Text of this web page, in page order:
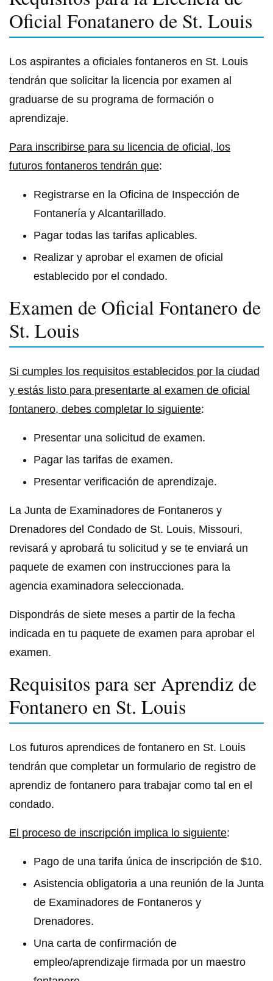
Oficial Fonatanero de St. Louis
Los aspirantes a oficiales fontaneros en St. Louis
tendrán que solicitar la licencia por examen al
graduarse de su programa de formación o
aprendizaje.
Para inscribirse para su licencia de oficial, los
futuros fontaneros tendrán que:
Registrarse en la Oficina de Inspección de
Fontanería y Alcantarillado.
Pagar todas las tarifas aplicables.
Realizar y aprobar el examen de oficial
establecido por el condado.
Examen de Oficial Fontanero de
St. Louis
Si cumples los requisitos establecidos por la ciudad
y estás listo para presentarte al examen de oficial
fontanero, debes completar lo siguiente:
Presentar una solicitud de examen.
Pagar las tarifas de examen.
Presentar verificación de aprendizaje.
La Junta de Examinadores de Fontaneros y
Drenadores del Condado de St. Louis, Missouri,
revisará y aprobará tu solicitud y se te enviará un
paquete de examen con instrucciones para la
agencia examinadora seleccionada.
Dispondrás de siete meses a partir de la fecha
indicada en tu paquete de examen para aprobar el
examen.
Requisitos para ser Aprendiz de
Fontanero en St. Louis
Los futuros aprendices de fontanero en St. Louis
tendrán que completar un formulario de registro de
aprendiz de fontanero para trabajar como tal en el
condado.
El proceso de inscripción implica lo siguiente:
Pago de una tarifa única de inscripción de $10.
Asistencia obligatoria a una reunión de la Junta
de Examinadores de Fontaneros y
Drenadores.
Una carta de confirmación de
empleo/aprendizaje firmada por un maestro